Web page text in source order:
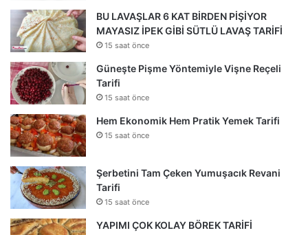
BU LAVAŞLAR 6 KAT BİRDEN PİŞİYOR
MAYASIZ İPEK GİBİ SÜTLÜ LAVAŞ TARİFİ
15 saat önce
Güneşte Pişme Yöntemiyle Vişne Reçeli
Tarifi
15 saat önce
Hem Ekonomik Hem Pratik Yemek Tarifi
15 saat önce
Şerbetini Tam Çeken Yumuşacık Revani
Tarifi
15 saat önce
YAPIMI ÇOK KOLAY BÖREK TARİFİ